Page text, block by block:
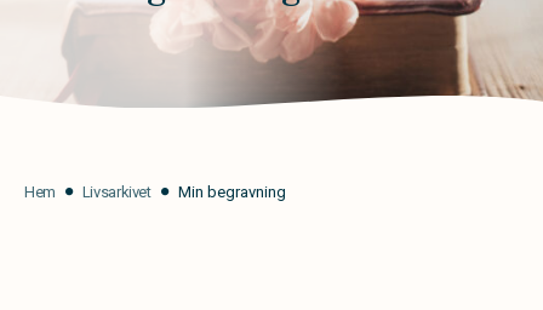
Hem Livsarkivet Min begravning